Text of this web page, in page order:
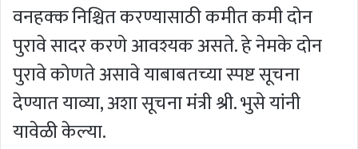
वनहक्क निश्चित करण्यासाठी कमीत कमी दोन
पुरावे सादर करणे आवश्यक असते. हे नेमके दोन
पुरावे कोणते असावे याबाबतच्या स्पष्ट सूचना
देण्यात याव्या, अशा सूचना मंत्री श्री. भुसे यांनी
यावेळी केल्या.